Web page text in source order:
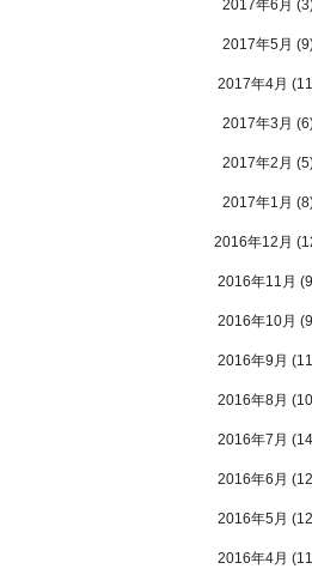
2017年6月
2017年5月
2017年4月
2017年3月
2017年2月
2017年1月
2016年12月
2016年11月
2016年10月
2016年9月
2016年8月
2016年7月
2016年6月
2016年5月
2016年4月